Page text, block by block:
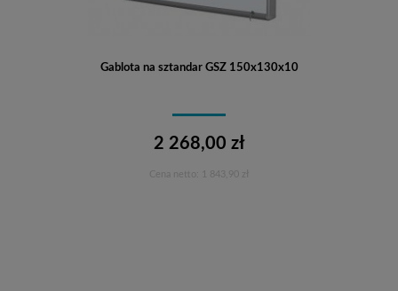
Gablota na sztandar GSZ 150x130x10
2 268,00 zł
1 843,90 zł